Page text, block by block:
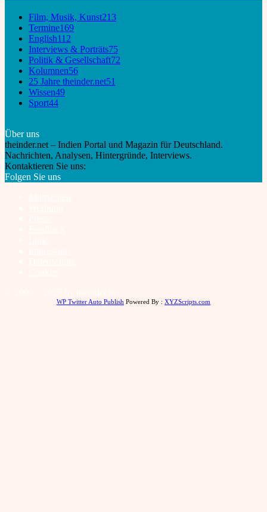
Film, Musik, Kunst213
Termine169
English112
Interviews & Porträts75
Politik & Gesellschaft72
Kolumnen56
25 Jahre theinder.net51
Wissen49
Sport44
Über uns
theinder.net – Indien Portal und Magazin für Deutschland.
Nachrichten, Analysen, Hintergründe, Interviews.
Kontaktieren Sie uns:
Folgen Sie uns
WP Twitter Auto Publish Powered By : XYZScripts.com